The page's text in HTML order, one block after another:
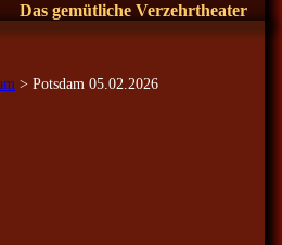
Das gemütliche Verzehrtheater
> Potsdam 05.02.2026